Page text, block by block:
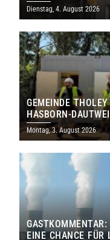
Dienstag, 4. August 2026
GEMEINDE
HASBORN-
MILLIONEN EURO
Montag, 3. August 2026
EINE CHANCE FÜR